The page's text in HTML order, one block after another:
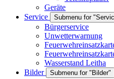
Geräte
Service
Submenu for
Bürgerservice
Unwetterwarnung
Wasserstand Leitha
Bilder
Submenu for "Bilder"